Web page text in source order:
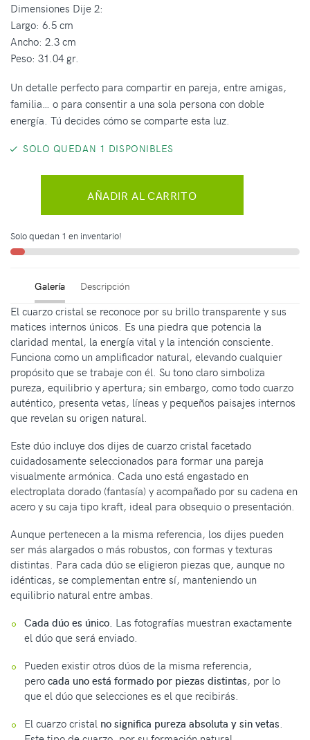
Dimensiones Dije 2:
Largo: 6.5 cm
Ancho: 2.3 cm
Peso: 31.04 gr.
Un detalle perfecto para compartir en pareja, entre amigas,
familia… o para consentir a una sola persona con doble
energía. Tú decides cómo se comparte esta luz.
SOLO QUEDAN 1 DISPONIBLES
AÑADIR AL CARRITO
Solo quedan 1 en inventario!
Galería Descripción
El cuarzo cristal se reconoce por su brillo transparente y sus
matices internos únicos. Es una piedra que potencia la
claridad mental, la energía vital y la intención consciente.
Funciona como un amplificador natural, elevando cualquier
propósito que se trabaje con él. Su tono claro simboliza
pureza, equilibrio y apertura; sin embargo, como todo cuarzo
auténtico, presenta vetas, líneas y pequeños paisajes internos
que revelan su origen natural.
Este dúo incluye dos dijes de cuarzo cristal facetado
cuidadosamente seleccionados para formar una pareja
visualmente armónica. Cada uno está engastado en
electroplata dorado (fantasía) y acompañado por su cadena en
acero y su caja tipo kraft, ideal para obsequio o presentación.
Aunque pertenecen a la misma referencia, los dijes pueden
ser más alargados o más robustos, con formas y texturas
distintas. Para cada dúo se eligieron piezas que, aunque no
idénticas, se complementan entre sí, manteniendo un
equilibrio natural entre ambas.
Cada dúo es único. Las fotografías muestran exactamente
el dúo que será enviado.
Pueden existir otros dúos de la misma referencia,
pero cada uno está formado por piezas distintas, por lo
que el dúo que selecciones es el que recibirás.
El cuarzo cristal no significa pureza absoluta y sin vetas.